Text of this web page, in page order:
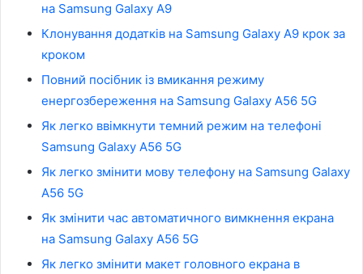
на Samsung Galaxy A9
Клонування додатків на Samsung Galaxy A9 крок за
кроком
Повний посібник із вмикання режиму
енергозбереження на Samsung Galaxy A56 5G
Як легко ввімкнути темний режим на телефоні
Samsung Galaxy A56 5G
Як легко змінити мову телефону на Samsung Galaxy
A56 5G
Як змінити час автоматичного вимкнення екрана
на Samsung Galaxy A56 5G
Як легко змінити макет головного екрана в